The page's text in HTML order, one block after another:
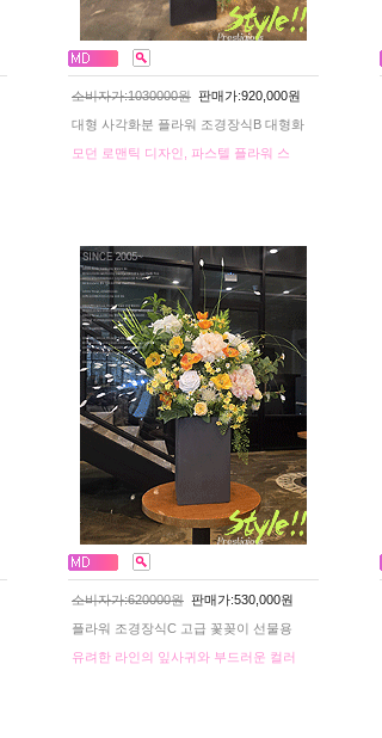
소비자가:1030000원 판매가:920,000원
대형 사각화분 플라워 조경장식B 대형화
모던 로맨틱 디자인, 파스텔 플라워 스
소비자가:620000원 판매가:530,000원
플라워 조경장식C 고급 꽃꽂이 선물용
유려한 라인의 잎사귀와 부드러운 컬러